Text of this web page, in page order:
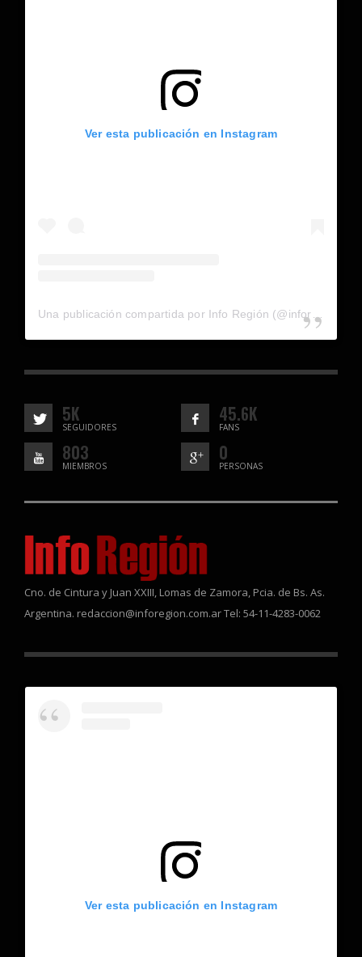
Ver esta publicación en Instagram
5K
SEGUIDORES
45.6K
FANS
803
MIEMBROS
0
PERSONAS
Cno. de Cintura y Juan XXIII, Lomas de Zamora, Pcia. de Bs. As.
Argentina. redaccion@inforegion.com.ar Tel: 54-11-4283-0062
Ver esta publicación en Instagram